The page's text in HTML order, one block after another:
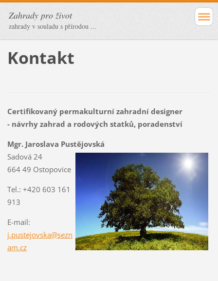
Zahrady pro život
zahrady v souladu s přírodou ...
Kontakt
Certifikovaný permakulturní zahradní designer
- návrhy zahrad a rodových statků, poradenství
Mgr. Jaroslava Pustějovská
Sadová 24
664 49 Ostopovice
Tel.: +420 603 161
913
E-mail:
j.pustejovska@sezn
am.cz